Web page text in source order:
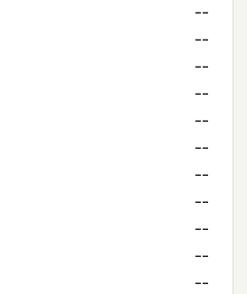
--
--
--
--
--
--
--
--
--
--
--